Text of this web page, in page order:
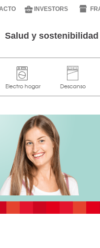
INVESTORS
Salud y sostenibilidad